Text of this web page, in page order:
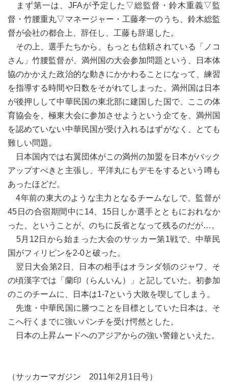
まず第一は、JFAが予定した▽総監督・鈴木重義▽監
督・竹腰重丸▽マネージャー・工藤孝一のうち、鈴木総監
督が会社の都合上、辞任し、工藤も辞退した。
その上、選手たちから、もっとも信頼されている「ノコ
さん」竹腰監督が、満州国の大会参加問題という、日本体
協のかかえた政治的な動きにかかわることになって、練習
を指導する時間や日数をそがれてしまった。満州国は日本
が後押しして中華民国の東北部に建国した国で、ここの体
育協会を、極東大会に参加させようという企てを、満州国
を認めていない中華民国が受け入れるはずがなく、とても
難しい問題。
日本国内では右翼団体がこの満州の加盟を日本がバック
アップすべきと主張し、平洋丸にもデモをするという噂も
あったほどだ。
4年前の東大のような主力となるチームなしで、監督が
45日の合宿期間中に14、15日しか選手とともにおれなか
った、ということが、のちに反省となって残るのだが…。
5月12日から始まった大会のサッカー第1戦で、中華民
国がフィリピンを2-0と破った。
翌日大会第2日、日本の相手はオランダ領のジャワ、そ
の頃漢字では「蘭印（らんいん）」と記していた。初参加
のこのチームに、日本は1-7という大敗を喫してしまう。
先進・中華民国に勝つことを目標としていた日本は、そ
こへ行くまでに強いパンチを受け愕然とした。
日本の上昇ムードへのアジアからの強い警鐘といえた。
（サッカーマガジン 2011年2月1日号）